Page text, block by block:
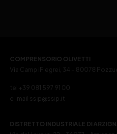
COMPRENSORIO OLIVETTI
Via Campi Flegrei, 34 – 80078
tel +39 081 597 91 00
e-mail ssip@ssip.it
DISTRETTO INDUSTRIALE DI